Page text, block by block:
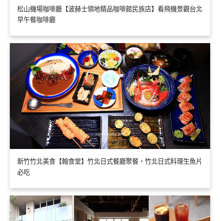
松山機場咖啡廳【波赫士領地精品咖啡館民族店】看飛機景觀台北
早午餐咖啡廳
新竹竹北美食【翰食堂】竹北日式餐廳聚餐，竹北日式料理生魚片
必吃